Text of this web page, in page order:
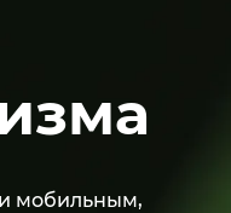
мобильным,